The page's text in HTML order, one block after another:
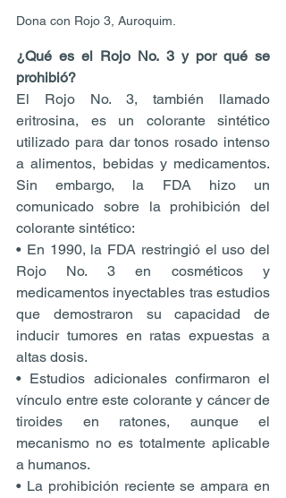
Dona con Rojo 3, Auroquim.
¿Qué es el Rojo No. 3 y por qué se
prohibió?
El Rojo No. 3, también llamado
eritrosina, es un colorante sintético
utilizado para dar tonos rosado intenso
a alimentos, bebidas y medicamentos.
Sin embargo, la FDA hizo un
comunicado sobre la prohibición del
colorante sintético:
• En 1990, la FDA restringió el uso del
Rojo No. 3 en cosméticos y
medicamentos inyectables tras estudios
que demostraron su capacidad de
inducir tumores en ratas expuestas a
altas dosis.
• Estudios adicionales confirmaron el
vínculo entre este colorante y cáncer de
tiroides en ratones, aunque el
mecanismo no es totalmente aplicable
a humanos.
• La prohibición reciente se ampara en